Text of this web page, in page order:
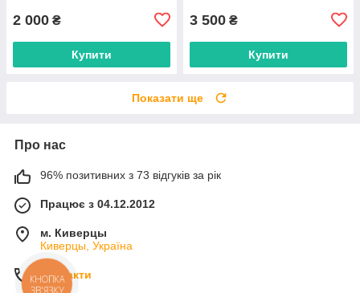
2 000 ₴
Купити
3 500 ₴
Купити
Показати ще
Про нас
96% позитивних з 73 відгуків за рік
Працює з 04.12.2012
м. Киверцы
Киверцы, Україна
Контакти
КНОПКА
ЗВ'ЯЗКУ